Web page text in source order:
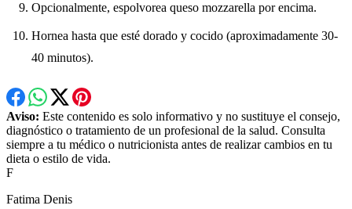
Opcionalmente, espolvorea queso mozzarella por encima.
Hornea hasta que esté dorado y cocido (aproximadamente 30-
40 minutos).
Aviso: Este contenido es solo informativo y no sustituye el consejo,
diagnóstico o tratamiento de un profesional de la salud. Consulta
siempre a tu médico o nutricionista antes de realizar cambios en tu
dieta o estilo de vida.
F
Fatima Denis